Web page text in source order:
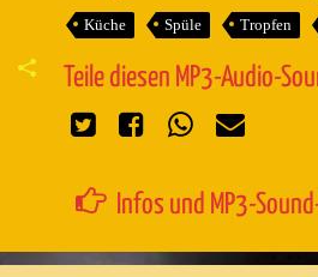
Küche Spüle Tropfen
Teile diesen MP3-Audio-
Infos und MP3-